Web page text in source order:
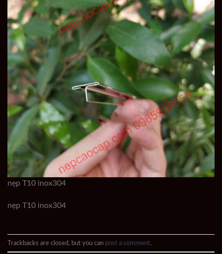
nẹp T10 inox304
nẹp T10 inox304
Trackbacks are closed, but you can post a comment.